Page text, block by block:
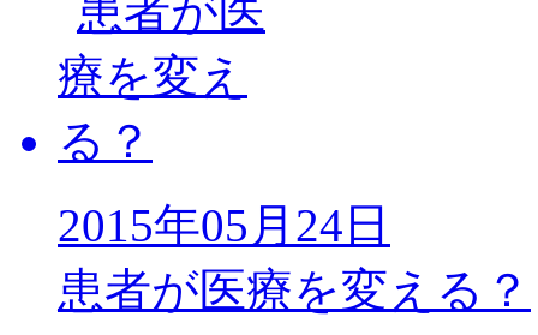
2015年05月24日
患者が医療を変える？